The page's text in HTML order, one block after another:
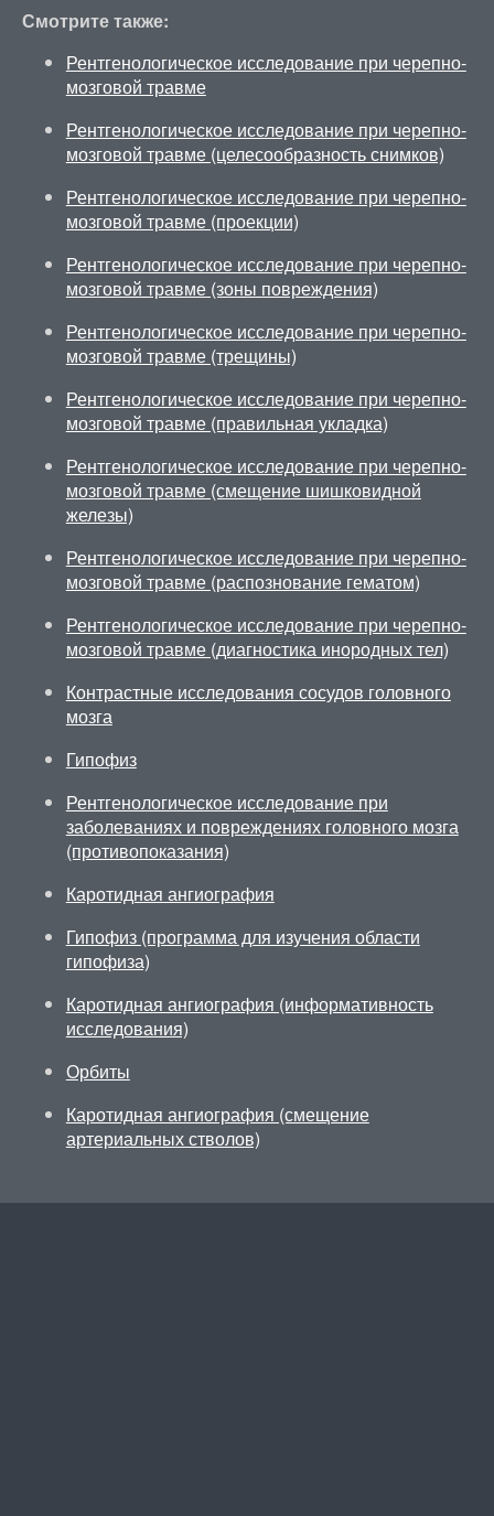
Смотрите также:
Рентгенологическое исследование при черепно-
мозговой травме
Рентгенологическое исследование при черепно-
мозговой травме (целесообразность снимков)
Рентгенологическое исследование при черепно-
мозговой травме (проекции)
Рентгенологическое исследование при черепно-
мозговой травме (зоны повреждения)
Рентгенологическое исследование при черепно-
мозговой травме (трещины)
Рентгенологическое исследование при черепно-
мозговой травме (правильная укладка)
Рентгенологическое исследование при черепно-
мозговой травме (смещение шишковидной
железы)
Рентгенологическое исследование при черепно-
мозговой травме (распознование гематом)
Рентгенологическое исследование при черепно-
мозговой травме (диагностика инородных тел)
Контрастные исследования сосудов головного
мозга
Гипофиз
Рентгенологическое исследование при
заболеваниях и повреждениях головного мозга
(противопоказания)
Каротидная ангиография
Гипофиз (программа для изучения области
гипофиза)
Каротидная ангиография (информативность
исследования)
Орбиты
Каротидная ангиография (смещение
артериальных стволов)